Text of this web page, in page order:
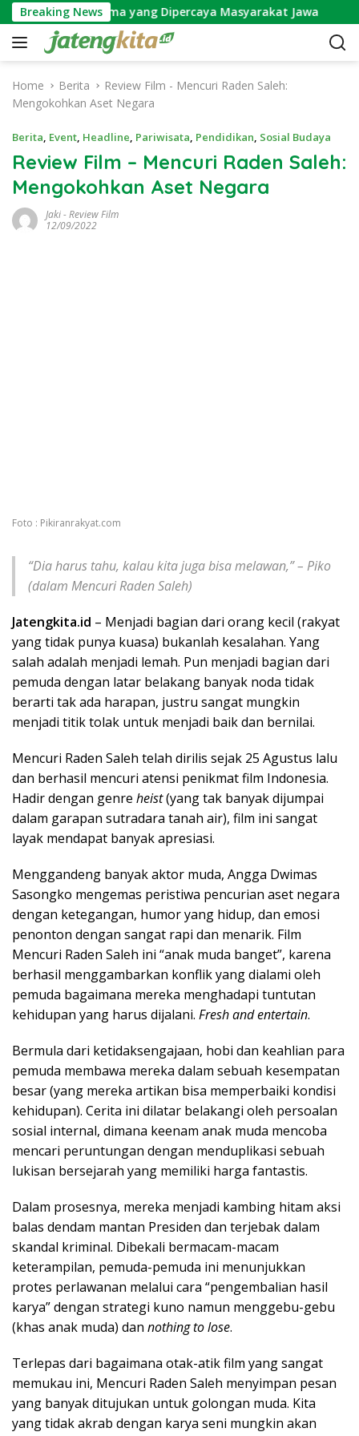
k
Breaking News
Wijayakusuma yang Dipercaya Masyarakat Jawa
Home Berita
Review Film - Mencuri Raden Saleh:
Mengokohkan Aset Negara
Berita, Event, Headline, Pariwisata, Pendidikan, Sosial Budaya
Review Film – Mencuri Raden Saleh:
Mengokohkan Aset Negara
Jaki-Review Film
12/09/2022
Foto : Pikiranrakyat.com
“Dia harus tahu, kalau kita juga bisa melawan,” – Piko
(dalam Mencuri Raden Saleh)
Jatengkita.id – Menjadi bagian dari orang kecil (rakyat
yang tidak punya kuasa) bukanlah kesalahan. Yang
salah adalah menjadi lemah. Pun menjadi bagian dari
pemuda dengan latar belakang banyak noda tidak
berarti tak ada harapan, justru sangat mungkin
menjadi titik tolak untuk menjadi baik dan bernilai.
Mencuri Raden Saleh telah dirilis sejak 25 Agustus lalu
dan berhasil mencuri atensi penikmat film Indonesia.
Hadir dengan genre heist(yang tak banyak dijumpai
dalam garapan sutradara tanah air), film ini sangat
layak mendapat banyak apresiasi.
Menggandeng banyak aktor muda, Angga Dwimas
Sasongko mengemas peristiwa pencurian aset negara
dengan ketegangan, humor yang hidup, dan emosi
penonton dengan sangat rapi dan menarik. Film
Mencuri Raden Saleh ini “anak muda banget”, karena
berhasil menggambarkan konflik yang dialami oleh
pemuda bagaimana mereka menghadapi tuntutan
kehidupan yang harus dijalani. Fresh and entertain.
Bermula dari ketidaksengajaan, hobi dan keahlian para
pemuda membawa mereka dalam sebuah kesempatan
besar (yang mereka artikan bisa memperbaiki kondisi
kehidupan). Cerita ini dilatar belakangi oleh persoalan
sosial internal, dimana keenam anak muda mencoba
mencari peruntungan dengan menduplikasi sebuah
lukisan bersejarah yang memiliki harga fantastis.
Dalam prosesnya, mereka menjadi kambing hitam aksi
balas dendam mantan Presiden dan terjebak dalam
skandal kriminal. Dibekali bermacam-macam
keterampilan, pemuda-pemuda ini menunjukkan
protes perlawanan melalui cara “pengembalian hasil
karya” dengan strategi kuno namun menggebu-gebu
(khas anak muda) dan nothing to lose.
Terlepas dari bagaimana otak-atik film yang sangat
memukau ini, Mencuri Raden Saleh menyimpan pesan
yang banyak ditujukan untuk golongan muda. Kita
yang tidak akrab dengan karya seni mungkin akan